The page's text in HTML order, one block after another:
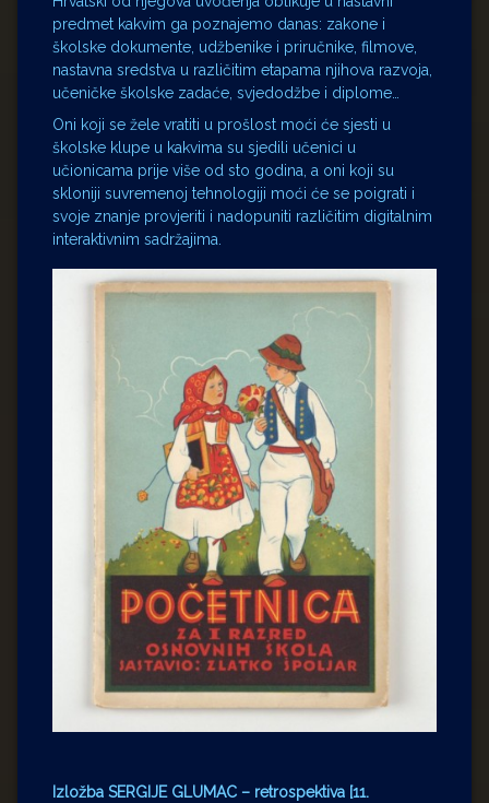
predmet kakvim ga poznajemo danas: zakone i
školske dokumente, udžbenike i priručnike, filmove,
nastavna sredstva u različitim etapama njihova razvoja,
učeničke školske zadaće, svjedodžbe i diplome…
Oni koji se žele vratiti u prošlost moći će sjesti u
školske klupe u kakvima su sjedili učenici u
učionicama prije više od sto godina, a oni koji su
skloniji suvremenoj tehnologiji moći će se poigrati i
svoje znanje provjeriti i nadopuniti različitim digitalnim
interaktivnim sadržajima.
Izložba SERGIJE GLUMAC – retrospektiva [11.